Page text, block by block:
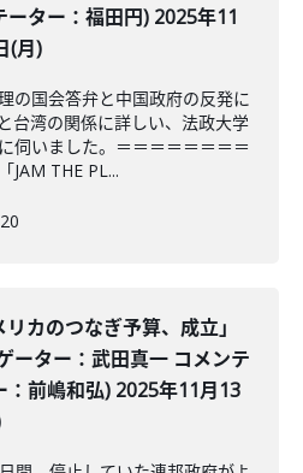
ーター：福田円) 2025年11
(月)
の国会答弁と中国政府の反発に
台湾の関係に詳しい、法政大学
伺いました。＝＝＝＝＝＝＝＝
JAM THE PL...
リカのつなぎ予算、成立」
ーター：武田真一 コメンテ
：前嶋和弘) 2025年11月13